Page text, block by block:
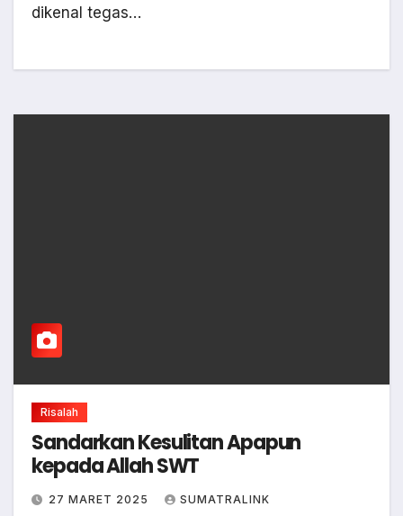
dikenal tegas…
Risalah
Sandarkan Kesulitan Apapun
kepada Allah SWT
27 MARET 2025 SUMATRALINK